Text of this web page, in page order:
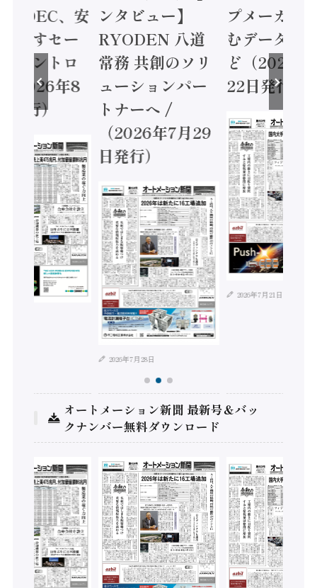
/ IDEC、安
かすセー
コントロ
2026年8
発行）
ンタビュー】
RYODEN 八道
常務 共創のソリ
ューションパー
トナーへ /
（2026年7月29
日発行）
2026年7月28日
プメーカー
むデータ活
ど（2026年
22日発行）
2026年7月21日
オートメーション新聞 最新号＆バッ
クナンバー無料ダウンロード